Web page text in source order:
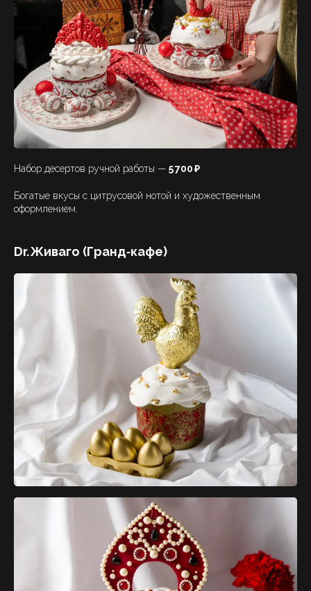
Набор десертов ручной работы — 5 700 ₽
Богатые вкусы с цитрусовой нотой и художественным
оформлением.
Dr. Живаго (Гранд‑кафе)